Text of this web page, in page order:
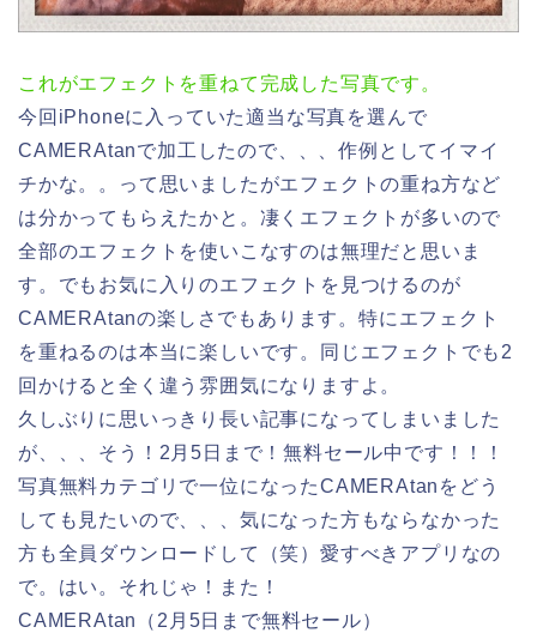
これがエフェクトを重ねて完成した写真です。
今回iPhoneに入っていた適当な写真を選んで
CAMERAtanで加工したので、、、作例としてイマイ
チかな。。って思いましたがエフェクトの重ね方など
は分かってもらえたかと。凄くエフェクトが多いので
全部のエフェクトを使いこなすのは無理だと思いま
す。でもお気に入りのエフェクトを見つけるのが
CAMERAtanの楽しさでもあります。特にエフェクト
を重ねるのは本当に楽しいです。同じエフェクトでも2
回かけると全く違う雰囲気になりますよ。
久しぶりに思いっきり長い記事になってしまいました
が、、、そう！2月5日まで！無料セール中です！！！
写真無料カテゴリで一位になったCAMERAtanをどう
しても見たいので、、、気になった方もならなかった
方も全員ダウンロードして（笑）愛すべきアプリなの
で。はい。それじゃ！また！
CAMERAtan（2月5日まで無料セール）